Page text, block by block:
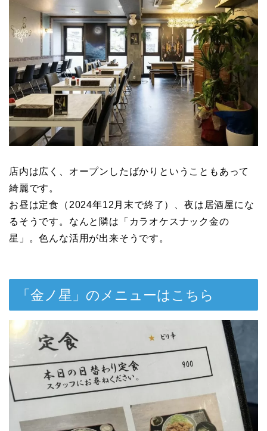
店内は広く、オープンしたばかりということもあって
綺麗です。
お昼は定食（2024年12月末で終了）、夜は居酒屋にな
るそうです。なんと隣は「カラオケスナック金の
星」。色んな活用が出来そうです。
「金ノ星」のメニューはこちら